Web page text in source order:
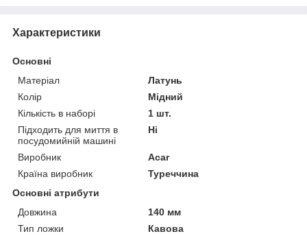
Характеристики
Основні
Матеріал
Латунь
Колір
Мідний
Кількість в наборі
1 шт.
Підходить для миття в
посудомийній машині
Ні
Виробник
Acar
Країна виробник
Туреччина
Основні атрибути
Довжина
140 мм
Тип ложки
Кавова